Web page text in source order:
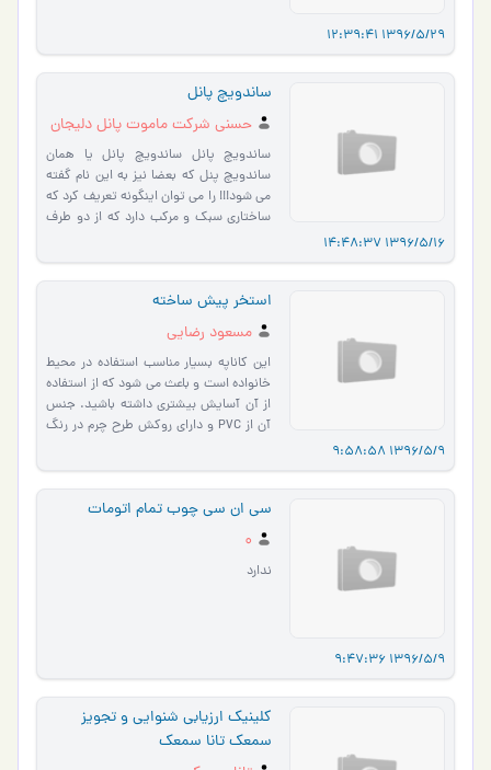
1396/5/29 12:39:41
1396/5/16 14:48:37
ساندويچ پانل
حسنی شرکت ماموت پانل دلیجان
ساندويچ پانل ساندويچ پانل يا همان
ساندويچ پنل که بعضا نيز به اين نام گفته
مي شود!!! را مي توان اينگونه تعريف کرد که
ساختاري سبک و مرکب دارد که از دو طرف
1396/5/9 9:58:58
استخر پیش ساخته
مسعود رضایی
این کاناپه بسیار مناسب استفاده در محیط
خانواده است و باعث می شود که از استفاده
از آن آسایش بیشتری داشته باشید. جنس
آن از PVC و دارای روکش طرح چرم در رنگ
1396/5/9 9:47:36
سی ان سی چوب تمام اتومات
0
ندارد
کلینیک ارزیابی شنوایی و تجویز
سمعک تانا سمعک